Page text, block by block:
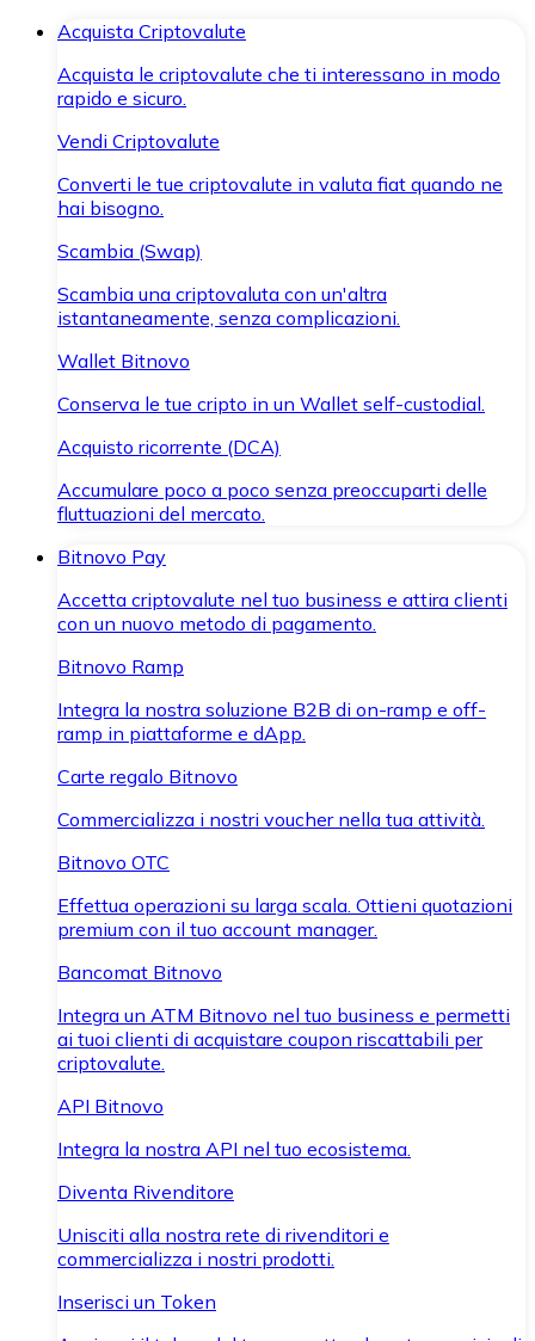
Acquista Criptovalute
Acquista le criptovalute che ti interessano in modo
rapido e sicuro.
Vendi Criptovalute
Converti le tue criptovalute in valuta fiat quando ne
hai bisogno.
Scambia (Swap)
Scambia una criptovaluta con un'altra
istantaneamente, senza complicazioni.
Wallet Bitnovo
Conserva le tue cripto in un Wallet self-custodial.
Acquisto ricorrente (DCA)
Accumulare poco a poco senza preoccuparti delle
fluttuazioni del mercato.
Bitnovo Pay
Accetta criptovalute nel tuo business e attira clienti
con un nuovo metodo di pagamento.
Bitnovo Ramp
Integra la nostra soluzione B2B di on-ramp e off-
ramp in piattaforme e dApp.
Carte regalo Bitnovo
Commercializza i nostri voucher nella tua attività.
Bitnovo OTC
Effettua operazioni su larga scala. Ottieni quotazioni
premium con il tuo account manager.
Bancomat Bitnovo
Integra un ATM Bitnovo nel tuo business e permetti
ai tuoi clienti di acquistare coupon riscattabili per
criptovalute.
API Bitnovo
Integra la nostra API nel tuo ecosistema.
Diventa Rivenditore
Unisciti alla nostra rete di rivenditori e
commercializza i nostri prodotti.
Inserisci un Token